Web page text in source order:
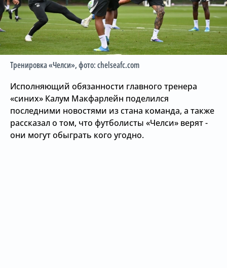
Тренировка «Челси», фото: chelseafc.com
Исполняющий обязанности главного тренера
«синих» Калум Макфарлейн поделился
последними новостями из стана команда, а также
рассказал о том, что футболисты «Челси» верят -
они могут обыграть кого угодно.